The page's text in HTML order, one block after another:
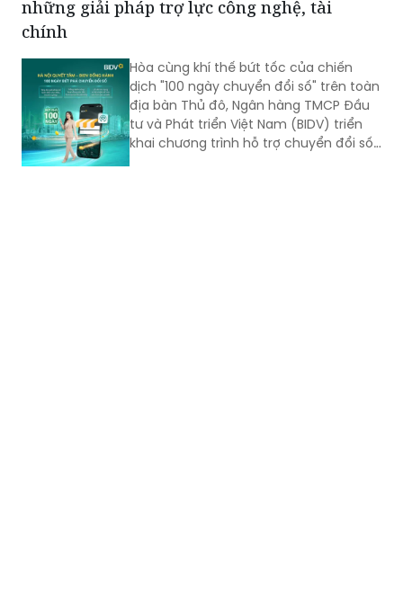
những giải pháp trợ lực công nghệ, tài
chính
Hòa cùng khí thế bứt tốc của chiến
dịch "100 ngày chuyển đổi số" trên toàn
địa bàn Thủ đô, Ngân hàng TMCP Đầu
tư và Phát triển Việt Nam (BIDV) triển
khai chương trình hỗ trợ chuyển đổi số